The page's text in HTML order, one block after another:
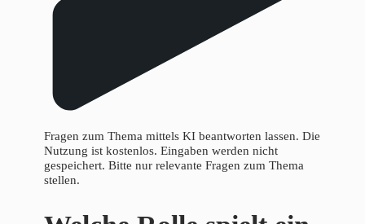
Fragen zum Thema mittels KI beantworten lassen. Die
Nutzung ist kostenlos. Eingaben werden nicht
gespeichert. Bitte nur relevante Fragen zum Thema
stellen.